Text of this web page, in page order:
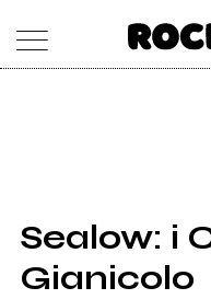
SHOP
RADIO
Sealow: i
Gianicolo